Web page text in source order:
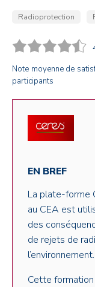
Radioprotection
Note moyenne de
participants
EN BREF
La plate-forme
au CEA est
des
de rejets de
l’environnement.
Cette